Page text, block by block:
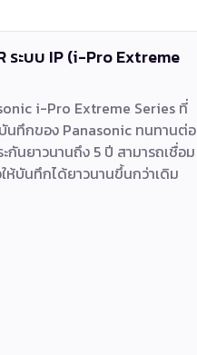
ระบบ IP (i-Pro Extreme
i-Pro Extreme Series ที่
นทึกของ Panasonic ทนทานต่อ
กันยาวนานถึง 5 ปี สามารถเชื่อม
ห้บันทึกได้ยาวนานขึ้นกว่าเดิม